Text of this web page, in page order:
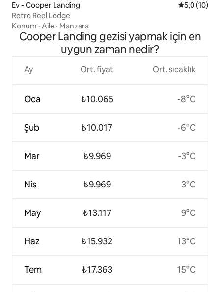
Ev - Cooper Landing 55,0 (10)
Retro Reel Lodge
Konum · Aile · Manzara
Cooper Landing gezisi yapmak için en
uygun zaman nedir?
Ay
Oca
Şub
Mar
Nis
May
Haz
Tem
Ort. fiyat
₺10.065
₺10.017
₺9.969
₺9.969
₺13.117
₺15.932
₺17.363
Ort. sıcaklık
-8°C
-6°C
-3°C
3°C
9°C
13°C
15°C